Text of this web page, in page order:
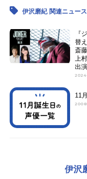
伊沢磨紀 関連ニュース
『
替
斎
上
出演
11
伊沢